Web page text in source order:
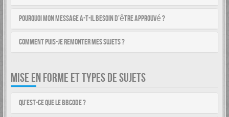
Pourquoi mon message a-t-il besoin d’être approuvé ?
Comment puis-je remonter mes sujets ?
MISE EN FORME ET TYPES DE SUJETS
Qu’est-ce que le BBCode ?